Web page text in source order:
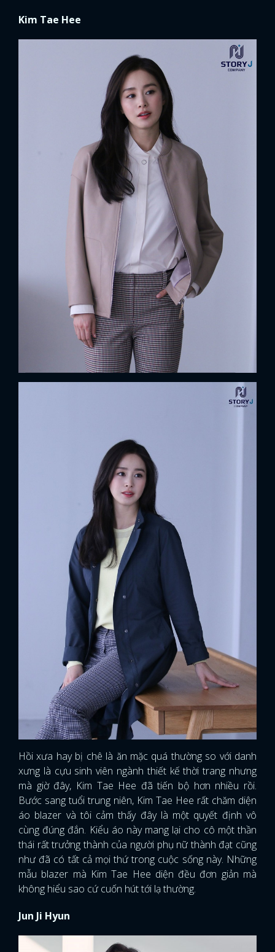
Kim Tae Hee
Hồi xưa hay bị chê là ăn mặc quá thường so với danh
xưng là cựu sinh viên ngành thiết kế thời trang nhưng
mà giờ đây, Kim Tae Hee đã tiến bộ hơn nhiều rồi.
Bước sang tuổi trung niên, Kim Tae Hee rất chăm diện
áo blazer và tôi cảm thấy đây là một quyết định vô
cùng đúng đắn. Kiểu áo này mang lại cho cô một thần
thái rất trưởng thành của người phụ nữ thành đạt cũng
như đã có tất cả mọi thứ trong cuộc sống này. Những
mẫu blazer mà Kim Tae Hee diện đều đơn giản mà
không hiểu sao cứ cuốn hút tới lạ thường.
Jun Ji Hyun